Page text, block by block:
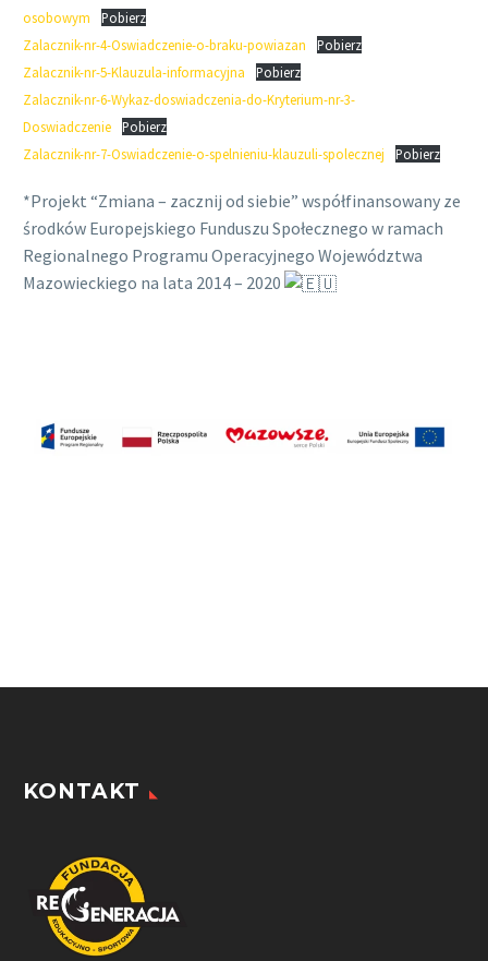
osobowym
Pobierz
Zalacznik-nr-4-Oswiadczenie-o-braku-powiazan
Pobierz
Zalacznik-nr-5-Klauzula-informacyjna
Pobierz
Zalacznik-nr-6-Wykaz-doswiadczenia-do-Kryterium-nr-3-
Doswiadczenie
Pobierz
Zalacznik-nr-7-Oswiadczenie-o-spelnieniu-klauzuli-spolecznej
Pobierz
*Projekt “Zmiana – zacznij od siebie” współfinansowany ze
środków Europejskiego Funduszu Społecznego w ramach
Regionalnego Programu Operacyjnego Województwa
Mazowieckiego na lata 2014 – 2020
KONTAKT